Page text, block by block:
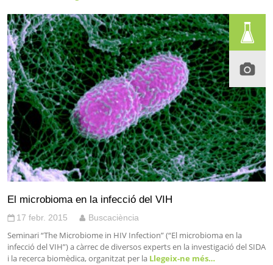
El microbioma en la infecció del VIH
17 febr. 2015 Buscaciència
Seminari “The Microbiome in HIV Infection” (“El microbioma en la
infecció del VIH”) a càrrec de diversos experts en la investigació del SIDA
i la recerca biomèdica, organitzat per la Llegeix-ne més…